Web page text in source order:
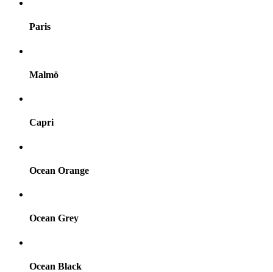
Paris
Malmö
Capri
Ocean Orange
Ocean Grey
Ocean Black